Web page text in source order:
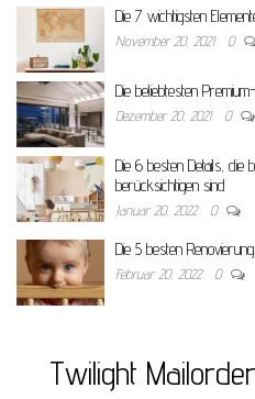
Die 7 wichtigsten
November 20, 2021 0
Die beliebtesten
Dezember 20, 2021 0
Die 6 besten Details, die
berücksichtigen sind
Januar 20, 2022 0
Die 5 besten
Februar 20, 2022 0
Twilight Mailorder